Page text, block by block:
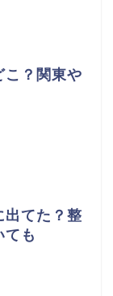
こ？関東や
出てた？整
ても